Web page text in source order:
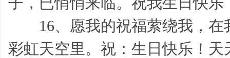
16、愿我的祝福萦绕我，在
彩虹天空里。祝：生日快乐！